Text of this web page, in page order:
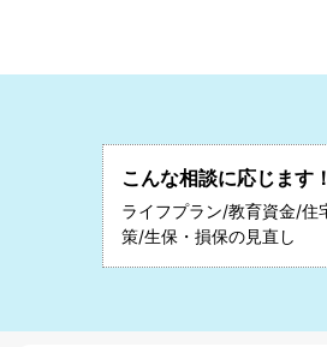
こんな相談に応じます！
ライフプラン/教育資金/住
策/生保・損保の見直し